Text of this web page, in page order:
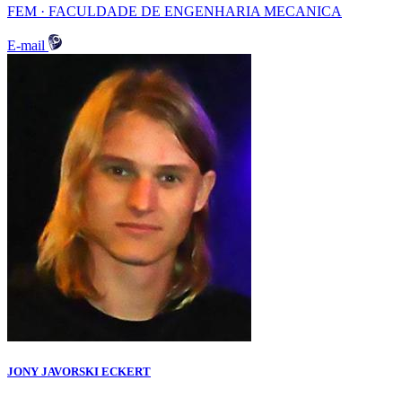
FEM · FACULDADE DE ENGENHARIA MECANICA
E-mail
JONY JAVORSKI ECKERT